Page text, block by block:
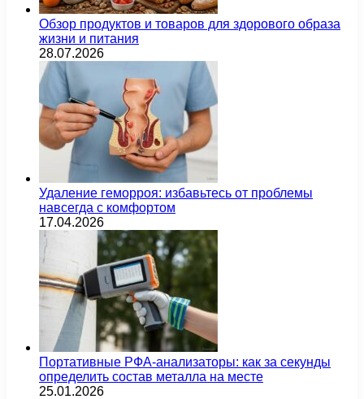
Обзор продуктов и товаров для здорового образа
жизни и питания
28.07.2026
Удаление геморроя: избавьтесь от проблемы
навсегда с комфортом
17.04.2026
Портативные РФА-анализаторы: как за секунды
определить состав металла на месте
25.01.2026